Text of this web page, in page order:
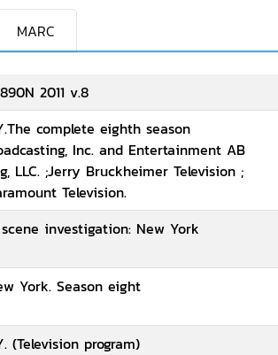
MARC
2011 v.8
complete eighth season
Inc. and Entertainment AB
LLC. ;Jerry Bruckheimer Television ;
Television.
investigation: New York
York. Season eight
(Television program)